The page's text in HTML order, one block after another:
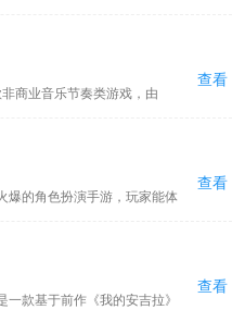
·解」等多位原作角色，每个角
卷系统，玩家可通过连招、位
作。除单人剧情外，还包含对
演练等玩法，满足休闲刷本与
商业音乐节奏类游戏，由
度很高的零号车辆、喜之郎果
音未来的消失等原创歌曲关卡
玩家在玩游戏的同时也能听音
查看
爆的角色扮演手游，玩家能体
乐趣，还可在游戏里邀请好友
手机版带来的精彩体验。
查看
款基于前作《我的安吉拉》
查看